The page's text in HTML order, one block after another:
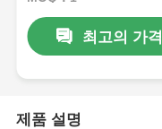
최고의 가격
제품 설명